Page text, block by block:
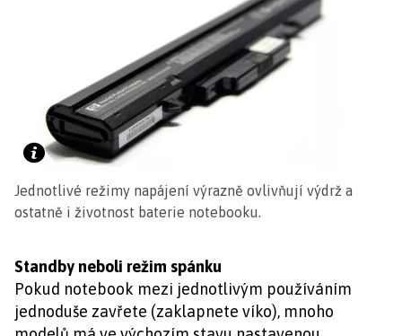
Jednotlivé režimy napájení výrazně ovlivňují výdrž a
ostatně i životnost baterie notebooku.
Standby neboli režim spánku
Pokud notebook mezi jednotlivým používáním
jednoduše zavřete (zaklapnete víko), mnoho